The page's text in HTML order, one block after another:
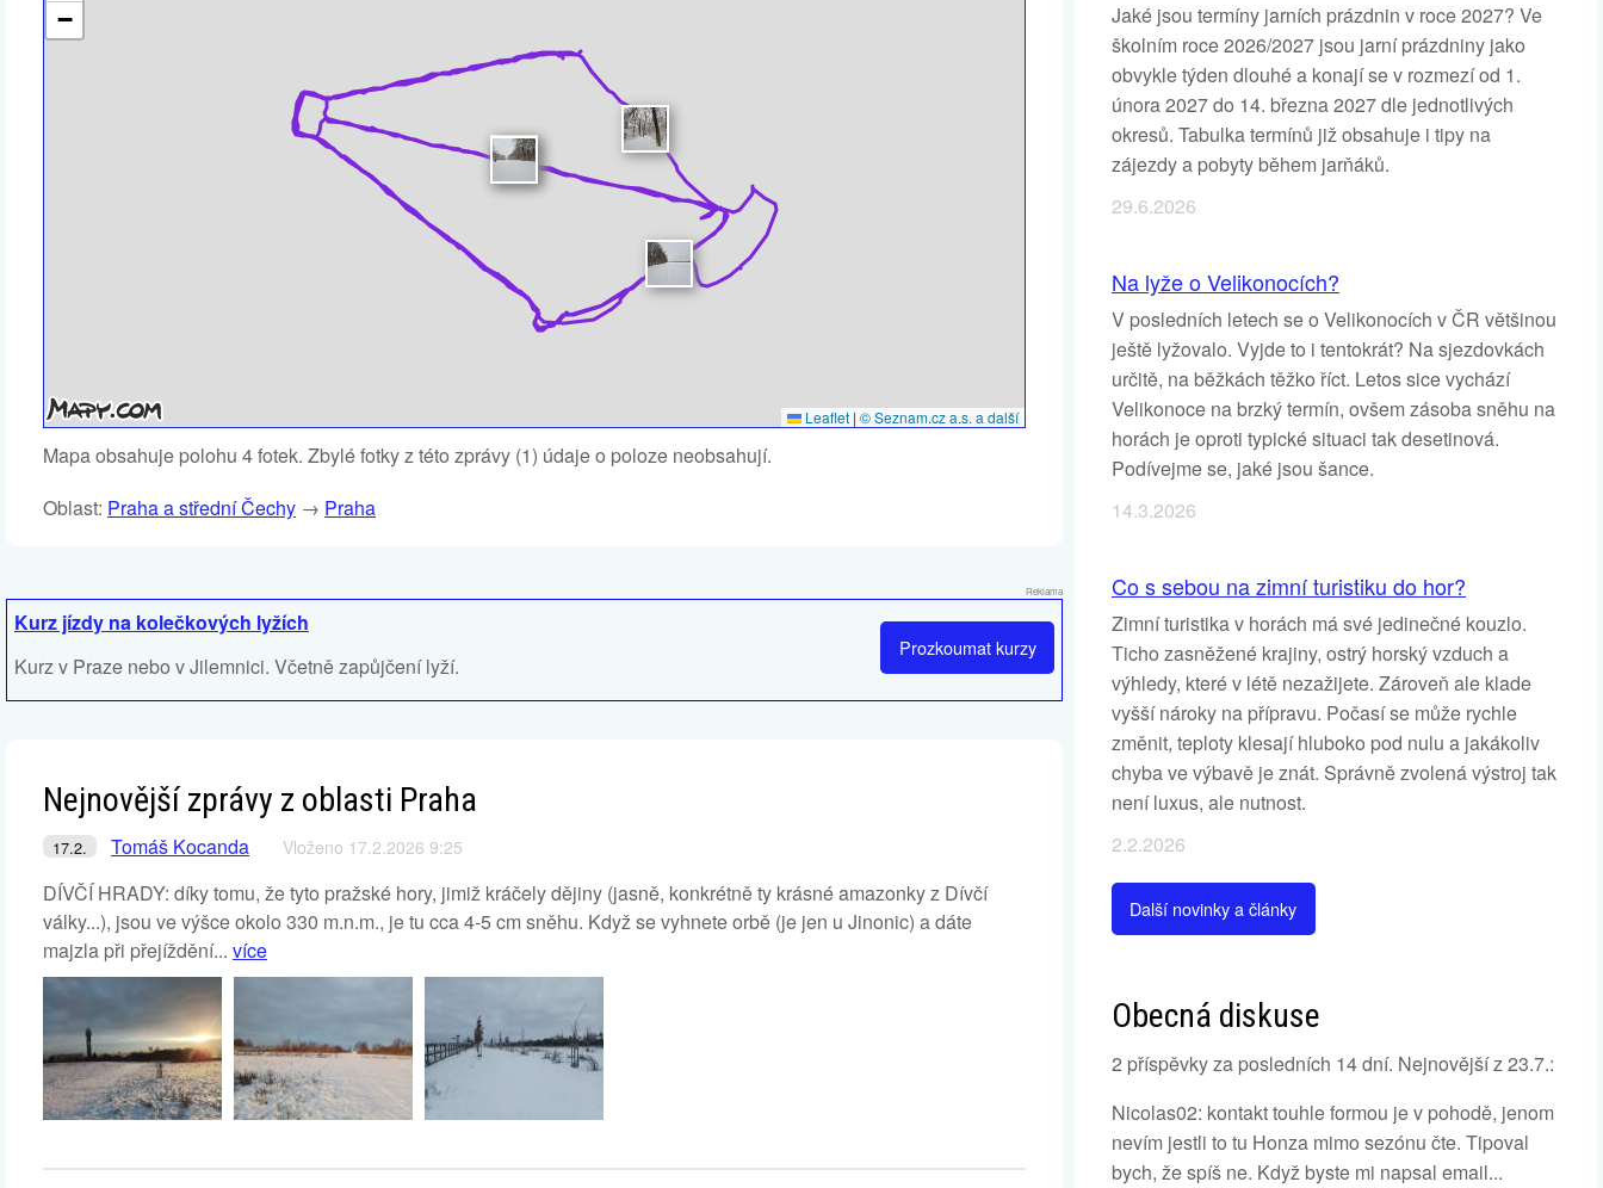
−
Leaflet | © Seznam.cz a.s. a další
Mapa obsahuje polohu 4 fotek. Zbylé fotky z této zprávy (1) údaje o poloze neobsahují.
Oblast: Praha a střední Čechy → Praha
Reklama
Prozkoumatkurzy
Kurz jízdy na kolečkových lyžích
Kurz v Praze nebo v Jilemnici. Včetně zapůjčení lyží.
Nejnovější zprávy z oblasti Praha
17.2. Tomáš Kocanda Vloženo 17.2.2026 9:25
DÍVČÍ HRADY: díky tomu, že tyto pražské hory, jimiž kráčely dějiny (jasně, konkrétně ty krásné amazonky z Dívčí
války...), jsou ve výšce okolo 330 m.n.m., je tu cca 4-5 cm sněhu. Když se vyhnete orbě (je jen u Jinonic) a dáte
majzla při přejíždění... více
Jaké jsou termíny jarních prázdnin v roce 2027? Ve
školním roce 2026/2027 jsou jarní prázdniny jako
obvykle týden dlouhé a konají se v rozmezí od 1.
února 2027 do 14. března 2027 dle jednotlivých
okresů. Tabulka termínů již obsahuje i tipy na
zájezdy a pobyty během jarňáků.
29.6.2026
Na lyže o Velikonocích?
V posledních letech se o Velikonocích v ČR většinou
ještě lyžovalo. Vyjde to i tentokrát? Na sjezdovkách
určitě, na běžkách těžko říct. Letos sice vychází
Velikonoce na brzký termín, ovšem zásoba sněhu na
horách je oproti typické situaci tak desetinová.
Podívejme se, jaké jsou šance.
14.3.2026
Co s sebou na zimní turistiku do hor?
Zimní turistika v horách má své jedinečné kouzlo.
Ticho zasněžené krajiny, ostrý horský vzduch a
výhledy, které v létě nezažijete. Zároveň ale klade
vyšší nároky na přípravu. Počasí se může rychle
změnit, teploty klesají hluboko pod nulu a jakákoliv
chyba ve výbavě je znát. Správně zvolená výstroj tak
není luxus, ale nutnost.
2.2.2026
Další novinky a články
Obecná diskuse
2 příspěvky za posledních 14 dní. Nejnovější z 23.7.:
Nicolas02: kontakt touhle formou je v pohodě, jenom
nevím jestli to tu Honza mimo sezónu čte. Tipoval
bych, že spíš ne. Když byste mi napsal email...